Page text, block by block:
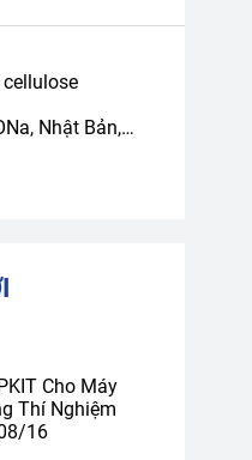
Nhật Bản,
Cho Máy
Thí Nghiệm
16